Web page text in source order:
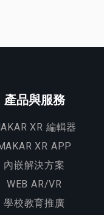
產品與服務
XR 編輯器
XR APP
內嵌解決方案
WEB AR/VR
學校教育推廣